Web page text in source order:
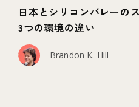
日本とシリコンバレーの
3つの環境の違い
Brandon K. Hill